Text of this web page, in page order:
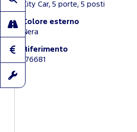
City Car, 5 porte, 5 posti
Colore esterno
Nera
Riferimento
176681